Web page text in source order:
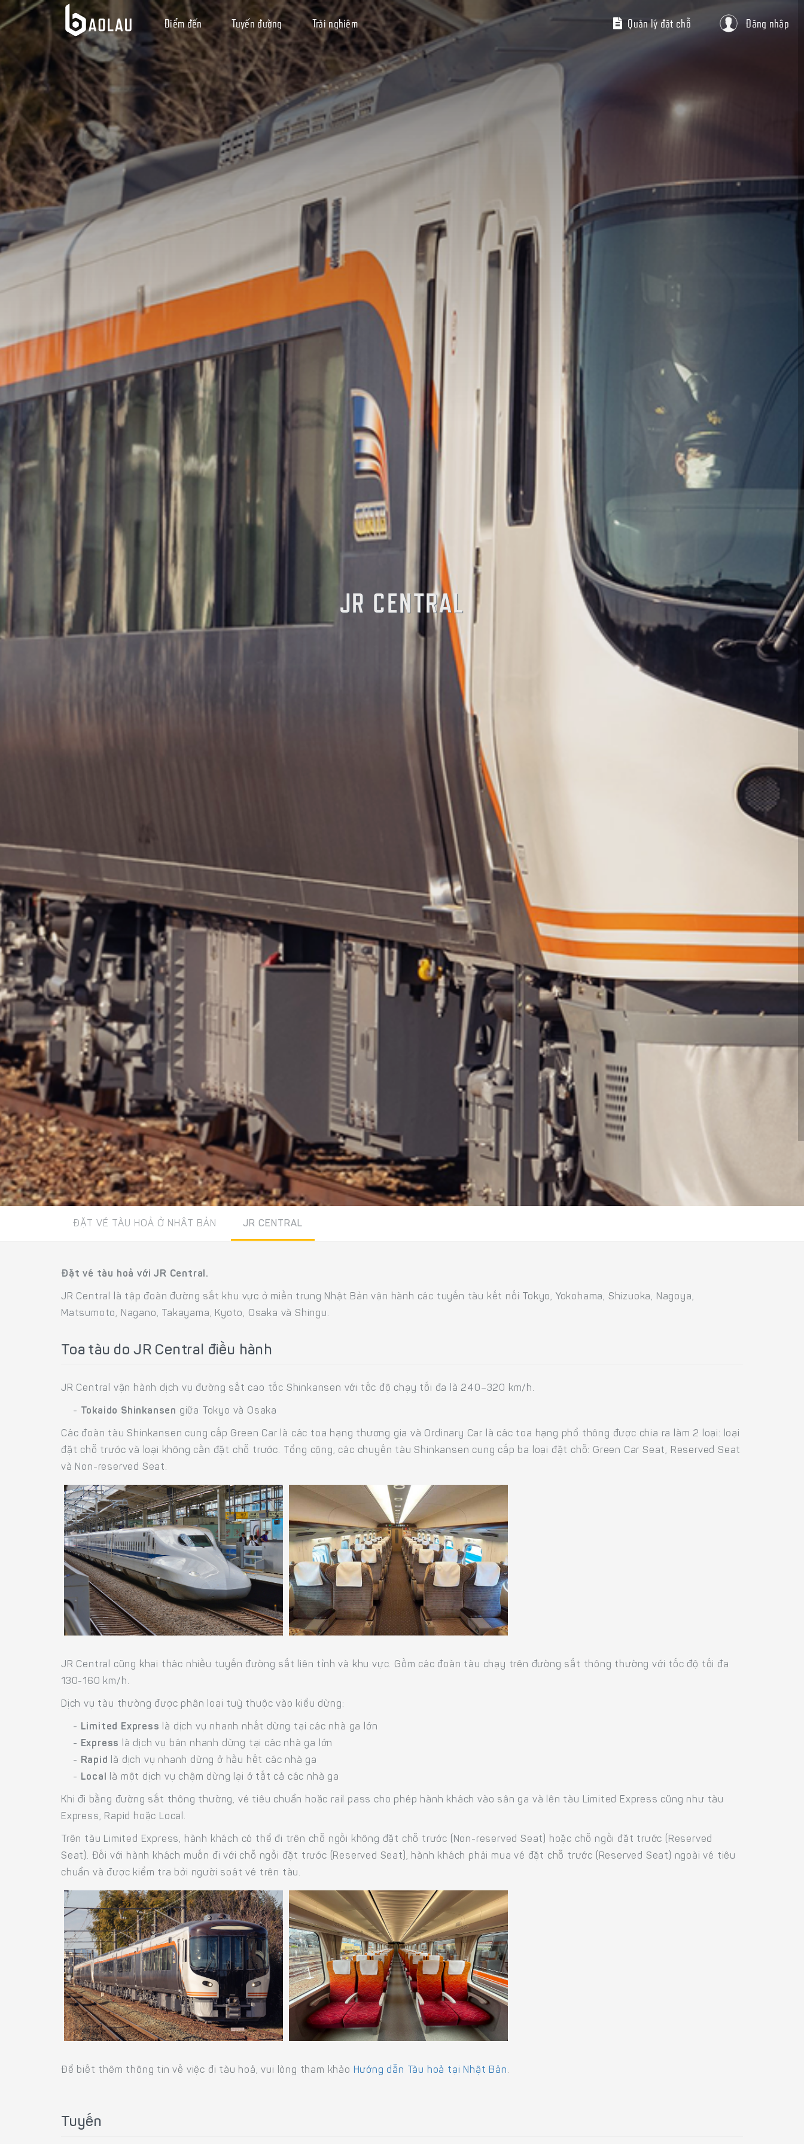
Điểm đến Tuyến đường Trải nghiệm Đăng nhập
Quản lý đặt chỗ
JR CENTRAL
ĐẶT VÉ TÀU HOẢ Ở NHẬT BẢN JR CENTRAL
Đặt vé tàu hoả với JR Central.
JR Central là tập đoàn đường sắt khu vực ở miền trung Nhật Bản vận hành các tuyến tàu kết nối Tokyo, Yokohama, Shizuoka, Nagoya,
Matsumoto, Nagano, Takayama, Kyoto, Osaka và Shingu.
Toa tàu do JR Central điều hành
JR Central vận hành dịch vụ đường sắt cao tốc Shinkansen với tốc độ chạy tối đa là 240–320 km/h.
- Tokaido Shinkansen giữa Tokyo và Osaka
Các đoàn tàu Shinkansen cung cấp Green Car là các toa hạng thương gia và Ordinary Car là các toa hạng phổ thông được chia ra làm 2 loại: loại
đặt chỗ trước và loại không cần đặt chỗ trước. Tổng cộng, các chuyến tàu Shinkansen cung cấp ba loại đặt chỗ: Green Car Seat, Reserved Seat
và Non-reserved Seat.
JR Central cũng khai thác nhiều tuyến đường sắt liên tỉnh và khu vực. Gồm các đoàn tàu chạy trên đường sắt thông thường với tốc độ tối đa
130-160 km/h.
Dịch vụ tàu thường được phân loại tuỳ thuộc vào kiểu dừng:
- Limited Express
là dịch vụ nhanh nhất dừng tại các nhà ga lớn
-
Express
là dịch vụ bán nhanh dừng tại các nhà ga lớn
- Rapid
là dịch vụ nhanh dừng ở hầu hết các nhà ga
-
Local là một dịch vụ chậm dừng lại ở tất cả các nhà ga
Khi đi bằng đường sắt thông thường, vé tiêu chuẩn hoặc rail pass cho phép hành khách vào sân ga và lên tàu Limited Express cũng như tàu
Express, Rapid hoặc Local.
Trên tàu Limited Express, hành khách có thể đi trên chỗ ngồi không đặt chỗ trước (Non-reserved Seat) hoặc chỗ ngồi đặt trước (Reserved
Seat). Đối với hành khách muốn đi với chỗ ngồi đặt trước (Reserved Seat), hành khách phải mua vé đặt chỗ trước (Reserved Seat) ngoài vé tiêu
chuẩn và được kiểm tra bởi người soát vé trên tàu.
Để biết thêm thông tin về việc đi tàu hoả, vui lòng tham khảo Hướng dẫn Tàu hoả tại Nhật Bản.
Tuyến